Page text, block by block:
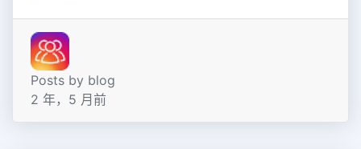
Posts by blog
2 年，5 月前